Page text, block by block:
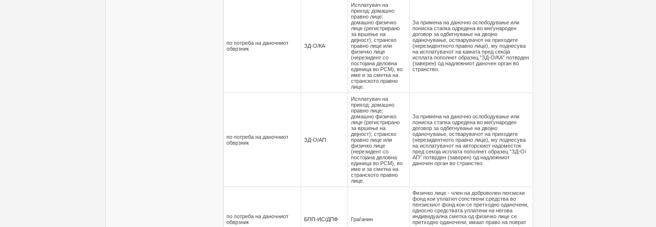
по потреба на даночниот
обврзник
ЗД-О/КА
Исплатувач на
приход: домашно
правно лице;
домашно физичко
лице (регистрирано
за вршење на
дејност); странско
правно лице или
физичко лице
(нерезидент со
постојана деловна
единица во РСМ), во
име и за сметка на
странското правно
лице.
За примена на даночно ослободување или
пониска стапка одредена во меѓународен
договор за одбегнување на двојно
оданочување, остварувачот на приходите
(нерезидентното правно лице), му поднесува
на исплатувачот на камата пред секоја
исплата пополнет образец “ЗД-О/КА” потврден
(заверен) од надлежниот даночен орган во
странство.
по потреба на даночниот
обврзник
ЗД-О/АП
Исплатувач на
приход: домашно
правно лице;
домашно физичко
лице (регистрирано
за вршење на
дејност); странско
правно лице или
физичко лице
(нерезидент со
постојана деловна
единица во РСМ), во
име и за сметка на
странското правно
лице.
За примена на даночно ослободување или
пониска стапка одредена во меѓународен
договор за одбегнување на двојно
оданочување, остварувачот на приходите
(нерезидентното правно лице), му поднесува
на исплатувачот на авторскиот надоместок
пред секоја исплата пополнет образец “ЗД-О/
АП” потврден (заверен) од надлежниот
даночен орган во странство.
по потреба на даночниот
обврзник
БПП-ИС/ДПФ Граѓанин
Физичкo лицe - член на доброволен пензиски
фонд кои уплатил сопствени средства во
пензискиот фонд кои се претходно оданочени,
односно средствата уплатени на негова
индивидуална сметка од физичко лице се
претходно оданочени, имаат право на поврат